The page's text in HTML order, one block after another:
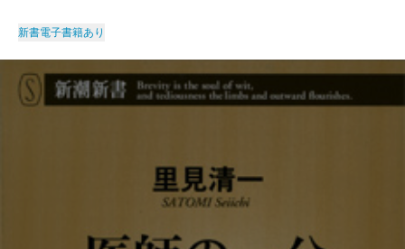
新書電子書籍あり